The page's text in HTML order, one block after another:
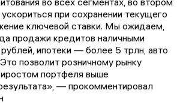
при сохранении текущего
ключевой ставки. Мы ожидаем,
продажи кредитов наличными
ипотеки — более 5 трлн, авто
позволит розничному рынку
портфеля выше
— прокомментировал